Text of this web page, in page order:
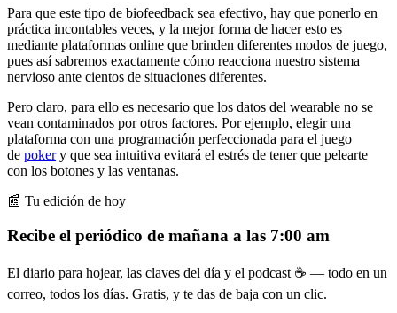
Para que este tipo de biofeedback sea efectivo, hay que ponerlo en
práctica incontables veces, y la mejor forma de hacer esto es
mediante plataformas online que brinden diferentes modos de juego,
pues así sabremos exactamente cómo reacciona nuestro sistema
nervioso ante cientos de situaciones diferentes.
Pero claro, para ello es necesario que los datos del wearable no se
vean contaminados por otros factores. Por ejemplo, elegir una
plataforma con una programación perfeccionada para el juego
de pokery que sea intuitiva evitará el estrés de tener que pelearte
con los botones y las ventanas.
📰 Tu edición de hoy
Recibe el periódico de mañana a las 7:00 am
El diario para hojear, las claves del día y el podcast ☕ — todo en un
correo, todos los días. Gratis, y te das de baja con un clic.